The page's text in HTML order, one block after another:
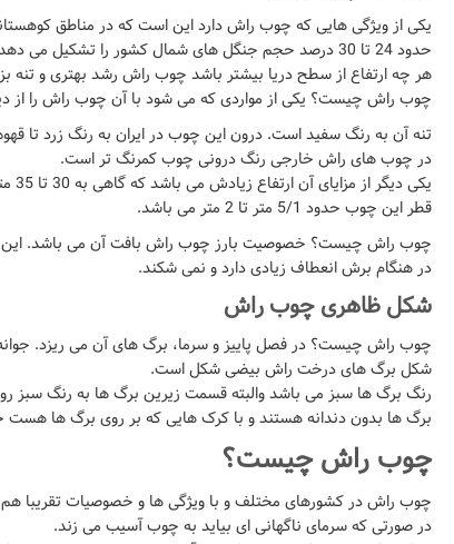
یکی از ویژگی هایی که چوب راش دارد این است که در مناطق
حدود 24 تا 30 درصد حجم جنگل های شمال کشور را تشکیل می دهد.
هر چه ارتفاع از سطح دریا بیشتر باشد چوب راش رشد بهتری و تنه
چوب راش چیست؟ یکی از مواردی که می شود با آن چوب راش را
تنه آن به رنگ سفید است. درون این چوب در ایران به رنگ زرد تا
در چوب های راش خارجی رنگ درونی چوب کمرنگ تر است.
یکی دیگر از مزایای آن ارتفاع زیادش می باشد که گاهی به 30 تا 35 متر می رسد.
قطر این چوب حدود 5/1 متر تا 2 متر می باشد.
چوب راش چیست؟ خصوصیت بارز چوب راش بافت آن می باشد. این
در هنگام برش انعطاف زیادی دارد و نمی شکند.
شکل ظاهری چوب راش
چوب راش چیست؟ در فصل پاییز و سرما، برگ های آن می ریزد.
شکل برگ های درخت راش بیضی شکل است.
رنگ برگ ها سبز می باشد والبته قسمت زیرین برگ ها به رنگ
برگ ها بدون دندانه هستند و با کرک هایی که بر روی برگ ها هست
چوب راش چیست؟
چوب راش در کشورهای مختلف و با ویژگی ها و خصوصیات تقریبا
در صورتی که سرمای ناگهانی ای بیاید به چوب آسیب می زند.